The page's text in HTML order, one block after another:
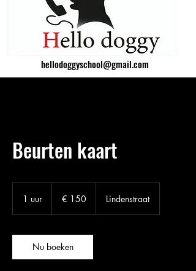
hellodoggyschool@gmail.com
Beurten kaart
1 uur € 150 Lindenstraat
Nu boeken